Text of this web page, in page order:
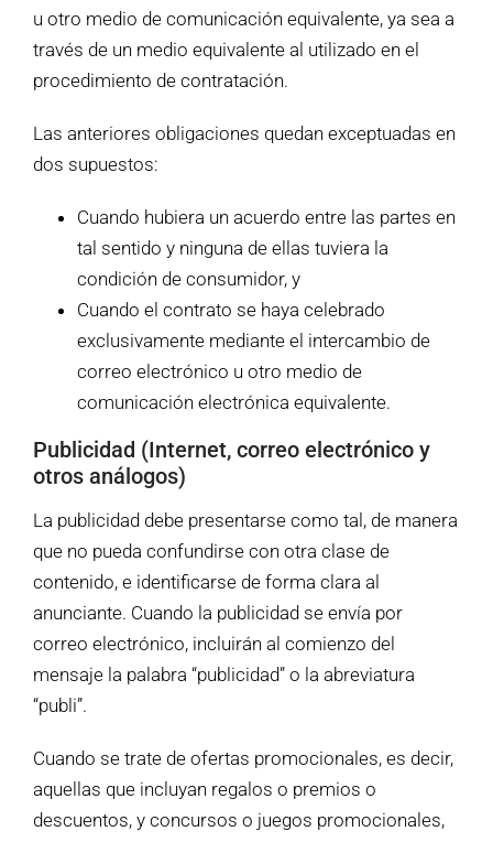
u otro medio de comunicación equivalente, ya sea a
través de un medio equivalente al utilizado en el
procedimiento de contratación.
Las anteriores obligaciones quedan exceptuadas en
dos supuestos:
Cuando hubiera un acuerdo entre las partes en
tal sentido y ninguna de ellas tuviera la
condición de consumidor, y
Cuando el contrato se haya celebrado
exclusivamente mediante el intercambio de
correo electrónico u otro medio de
comunicación electrónica equivalente.
Publicidad (Internet, correo electrónico y
otros análogos)
La publicidad debe presentarse como tal, de manera
que no pueda confundirse con otra clase de
contenido, e identificarse de forma clara al
anunciante. Cuando la publicidad se envía por
correo electrónico, incluirán al comienzo del
mensaje la palabra “publicidad” o la abreviatura
“publi”.
Cuando se trate de ofertas promocionales, es decir,
aquellas que incluyan regalos o premios o
descuentos, y concursos o juegos promocionales,